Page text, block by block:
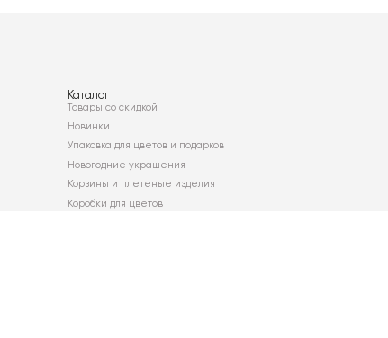
Каталог
Товары со скидкой
Новинки
Упаковка для цветов и подарков
Новогодние украшения
Корзины и плетеные изделия
Коробки для цветов